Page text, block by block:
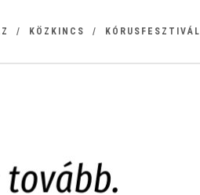
KÖZKINCS KÓRUSFESZTIVÁL